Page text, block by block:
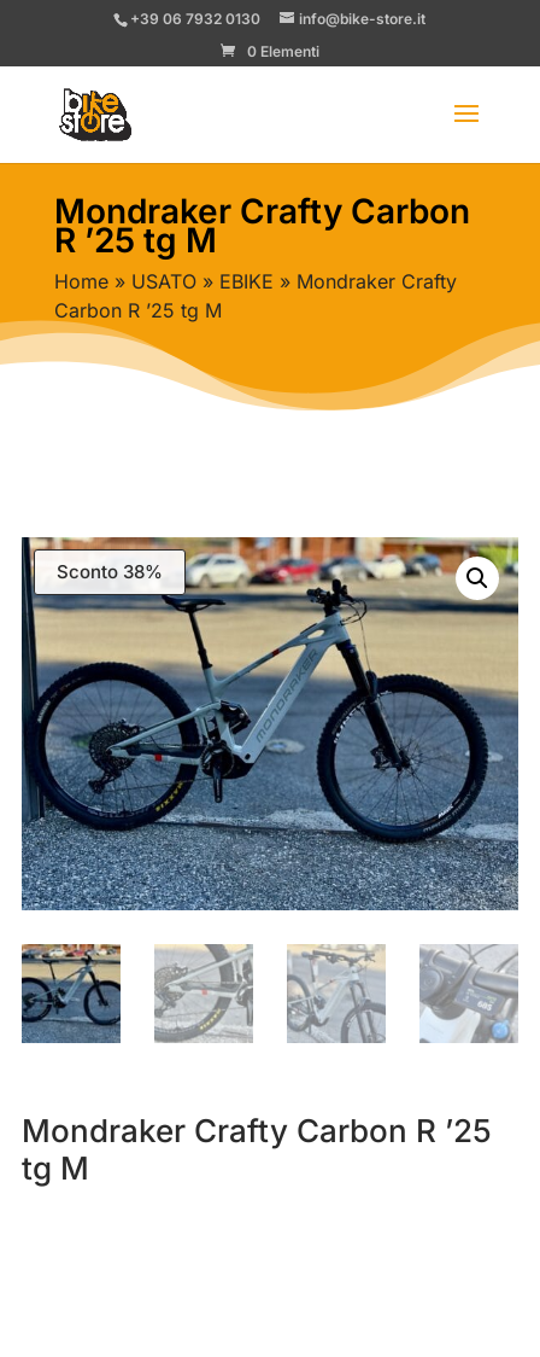
+39 06 7932 0130
info@bike-store.it
0 Elementi
Mondraker Crafty Carbon
R ’25 tg M
Home» USATO» EBIKE » Mondraker Crafty
Carbon R ’25 tg M
Sconto 38%
Mondraker Crafty Carbon R ’25
tg M